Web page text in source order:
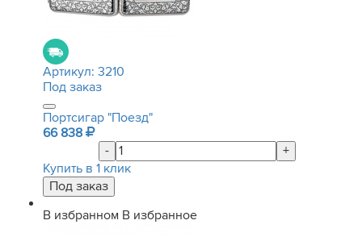
Артикул: 3210
Под заказ
Портсигар "Поезд"
66 838
-
+
Купить в 1 клик
В избранном В избранное